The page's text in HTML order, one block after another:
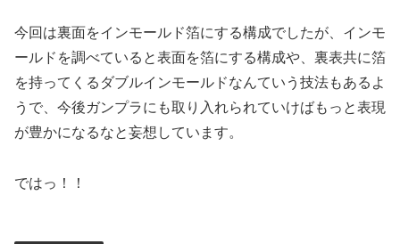
今回は裏面をインモールド箔にする構成でしたが、インモ
ールドを調べていると表面を箔にする構成や、裏表共に箔
を持ってくるダブルインモールドなんていう技法もあるよ
うで、今後ガンプラにも取り入れられていけばもっと表現
が豊かになるなと妄想しています。
ではっ！！